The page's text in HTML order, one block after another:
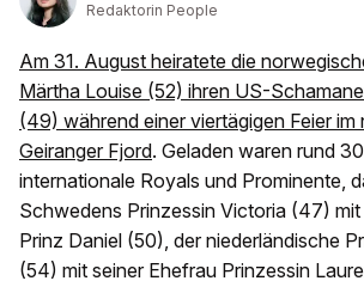
Redaktorin People
Am 31. August heiratete die
Märtha Louise (52) ihren US-
(49) während einer viertägigen Feier
Geiranger Fjord. Geladen waren rund
internationale Royals und Prominente,
Schwedens Prinzessin Victoria (47) mit
Prinz Daniel (50), der niederländische
(54) mit seiner Ehefrau Prinzessin